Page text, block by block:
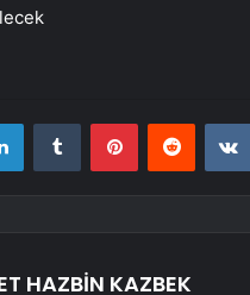
LinkedInTumblr PinterestReddit
HAZBİN KAZBEK